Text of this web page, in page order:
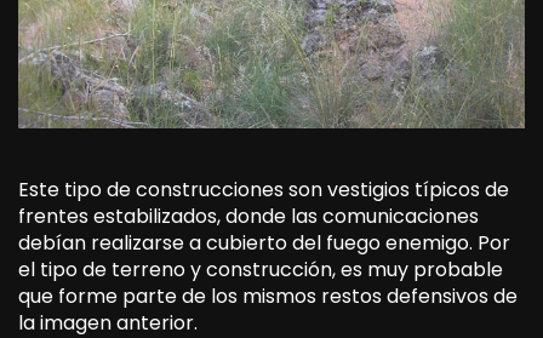
Este tipo de construcciones son vestigios típicos de
frentes estabilizados, donde las comunicaciones
debían realizarse a cubierto del fuego enemigo. Por
el tipo de terreno y construcción, es muy probable
que forme parte de los mismos restos defensivos de
la imagen anterior.